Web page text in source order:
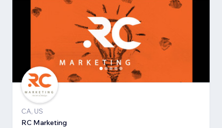
CA, US
RC Marketing